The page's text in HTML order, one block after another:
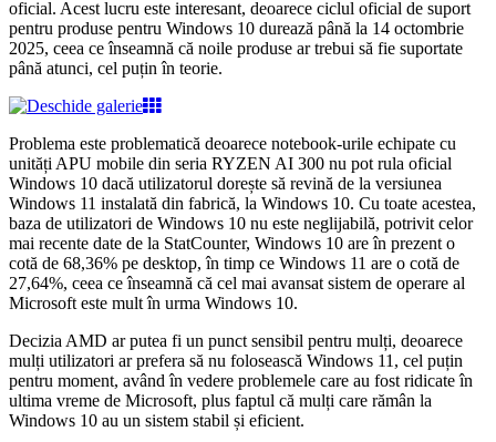
oficial. Acest lucru este interesant, deoarece ciclul oficial de suport
pentru produse pentru Windows 10 durează până la 14 octombrie
2025, ceea ce înseamnă că noile produse ar trebui să fie suportate
până atunci, cel puțin în teorie.
Problema este problematică deoarece notebook-urile echipate cu
unități APU mobile din seria RYZEN AI 300 nu pot rula oficial
Windows 10 dacă utilizatorul dorește să revină de la versiunea
Windows 11 instalată din fabrică, la Windows 10. Cu toate acestea,
baza de utilizatori de Windows 10 nu este neglijabilă, potrivit celor
mai recente date de la StatCounter, Windows 10 are în prezent o
cotă de 68,36% pe desktop, în timp ce Windows 11 are o cotă de
27,64%, ceea ce înseamnă că cel mai avansat sistem de operare al
Microsoft este mult în urma Windows 10.
Decizia AMD ar putea fi un punct sensibil pentru mulți, deoarece
mulți utilizatori ar prefera să nu folosească Windows 11, cel puțin
pentru moment, având în vedere problemele care au fost ridicate în
ultima vreme de Microsoft, plus faptul că mulți care rămân la
Windows 10 au un sistem stabil și eficient.